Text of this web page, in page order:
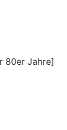
80er Jahre]